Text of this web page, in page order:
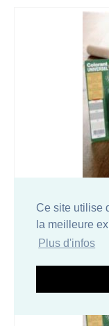
Ce site utilise
la meilleure
Plus d'infos
COLORANT